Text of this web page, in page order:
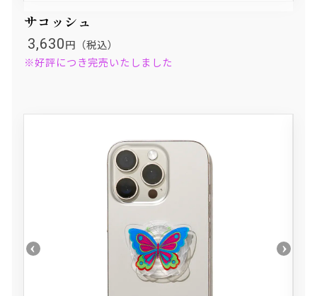
サコッシュ
3,630 円（税込）
※好評につき完売いたしました